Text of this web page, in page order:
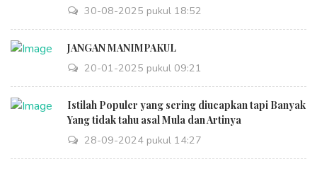
30-08-2025 pukul 18:52
JANGAN MANIMPAKUL
20-01-2025 pukul 09:21
Istilah Populer yang sering diucapkan tapi Banyak
Yang tidak tahu asal Mula dan Artinya
28-09-2024 pukul 14:27